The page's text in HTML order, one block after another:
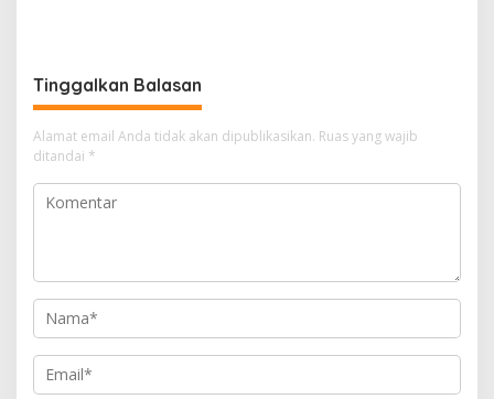
Tinggalkan Balasan
Alamat email Anda tidak akan dipublikasikan. Ruas yang wajib
ditandai *